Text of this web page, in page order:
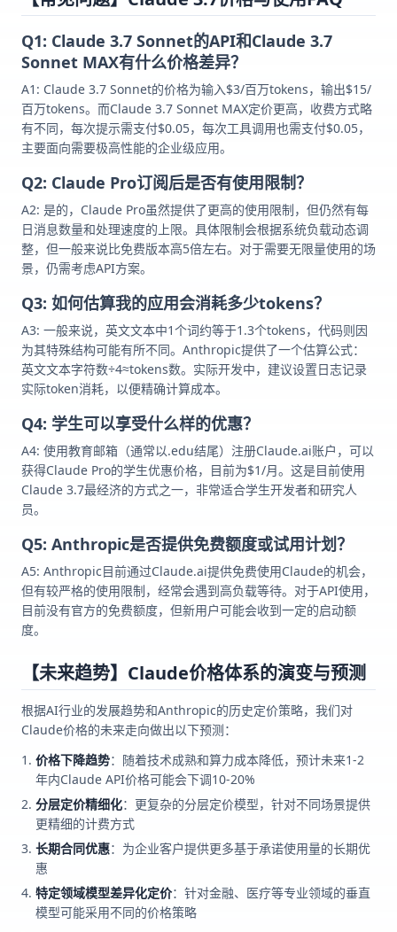
Q1: Claude 3.7 Sonnet的API和Claude 3.7
Sonnet MAX有什么价格差异？
A1: Claude 3.7 Sonnet的价格为输入$3/百万tokens，输出$15/
百万tokens。而Claude 3.7 Sonnet MAX定价更高，收费方式略
有不同，每次提示需支付$0.05，每次工具调用也需支付$0.05，
主要面向需要极高性能的企业级应用。
Q2: Claude Pro订阅后是否有使用限制？
A2: 是的，Claude Pro虽然提供了更高的使用限制，但仍然有每
日消息数量和处理速度的上限。具体限制会根据系统负载动态调
整，但一般来说比免费版本高5倍左右。对于需要无限量使用的场
景，仍需考虑API方案。
Q3: 如何估算我的应用会消耗多少tokens？
A3: 一般来说，英文文本中1个词约等于1.3个tokens，代码则因
为其特殊结构可能有所不同。Anthropic提供了一个估算公式：
英文文本字符数÷4≈tokens数。实际开发中，建议设置日志记录
实际token消耗，以便精确计算成本。
Q4: 学生可以享受什么样的优惠？
A4: 使用教育邮箱（通常以.edu结尾）注册Claude.ai账户，可以
获得Claude Pro的学生优惠价格，目前为$1/月。这是目前使用
Claude 3.7最经济的方式之一，非常适合学生开发者和研究人
员。
Q5: Anthropic是否提供免费额度或试用计划？
A5: Anthropic目前通过Claude.ai提供免费使用Claude的机会，
但有较严格的使用限制，经常会遇到高负载等待。对于API使用，
目前没有官方的免费额度，但新用户可能会收到一定的启动额
度。
【未来趋势】Claude价格体系的演变与预测
根据AI行业的发展趋势和Anthropic的历史定价策略，我们对
Claude价格的未来走向做出以下预测：
价格下降趋势：随着技术成熟和算力成本降低，预计未来1-2
年内Claude API价格可能会下调10-20%
分层定价精细化：更复杂的分层定价模型，针对不同场景提供
更精细的计费方式
长期合同优惠：为企业客户提供更多基于承诺使用量的长期优
惠
特定领域模型差异化定价：针对金融、医疗等专业领域的垂直
模型可能采用不同的价格策略